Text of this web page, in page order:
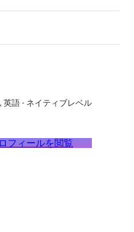
英語 - ネイティブレベル
フィールを閲覧